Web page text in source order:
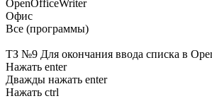
OpenOfficeWriter
Офис
Все (программы)
ТЗ №9 Для окончания ввода списка в
Нажать enter
Дважды нажать enter
Нажать ctrl